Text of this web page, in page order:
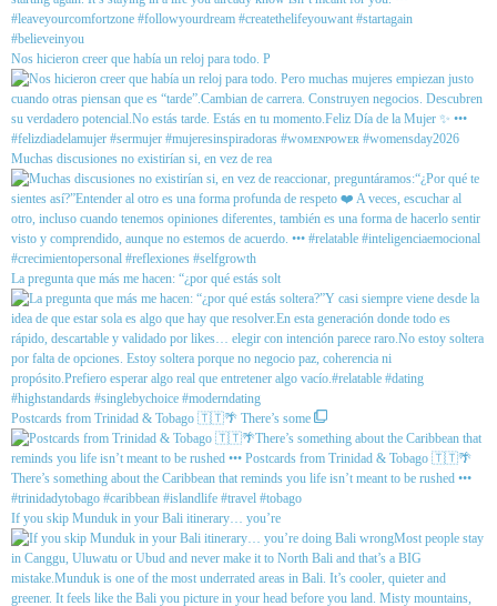
Nos hicieron creer que había un reloj para todo. P
Muchas discusiones no existirían si, en vez de rea
La pregunta que más me hacen: “¿por qué estás solt
Postcards from Trinidad & Tobago 🇹🇹🌴 There’s some
If you skip Munduk in your Bali itinerary… you’re